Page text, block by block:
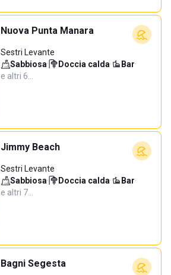
Nuova Punta Manara
Sestri Levante
Sabbiosa· Doccia calda· Bar·
e altri 6…
Jimmy Beach
Sestri Levante
Sabbiosa· Doccia calda· Bar·
e altri 7…
Bagni Segesta